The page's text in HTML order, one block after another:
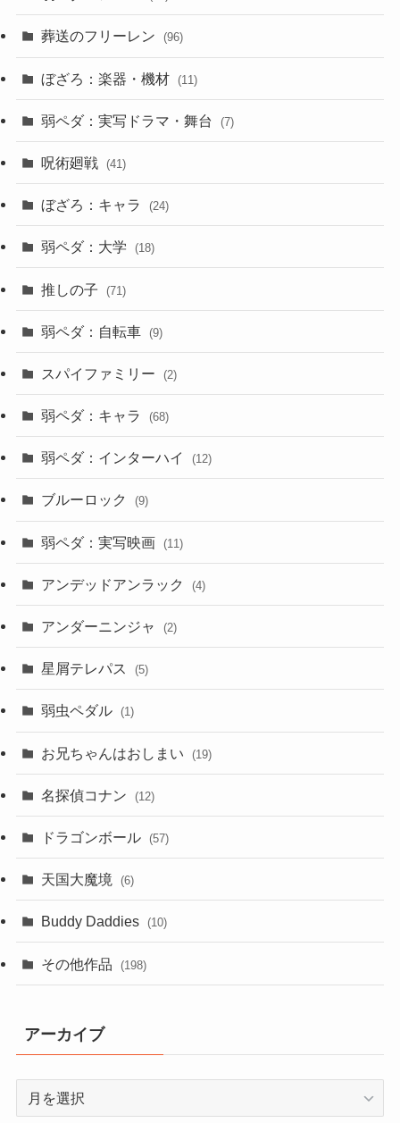
葬送のフリーレン (96)
ぼざろ：楽器・機材 (11)
弱ペダ：実写ドラマ・舞台 (7)
呪術廻戦 (41)
ぼざろ：キャラ (24)
弱ペダ：大学 (18)
推しの子 (71)
弱ペダ：自転車 (9)
スパイファミリー (2)
弱ペダ：キャラ (68)
弱ペダ：インターハイ (12)
ブルーロック (9)
弱ペダ：実写映画 (11)
アンデッドアンラック (4)
アンダーニンジャ (2)
星屑テレパス (5)
弱虫ペダル (1)
お兄ちゃんはおしまい (19)
名探偵コナン (12)
ドラゴンボール (57)
天国大魔境 (6)
Buddy Daddies (10)
その他作品 (198)
アーカイブ